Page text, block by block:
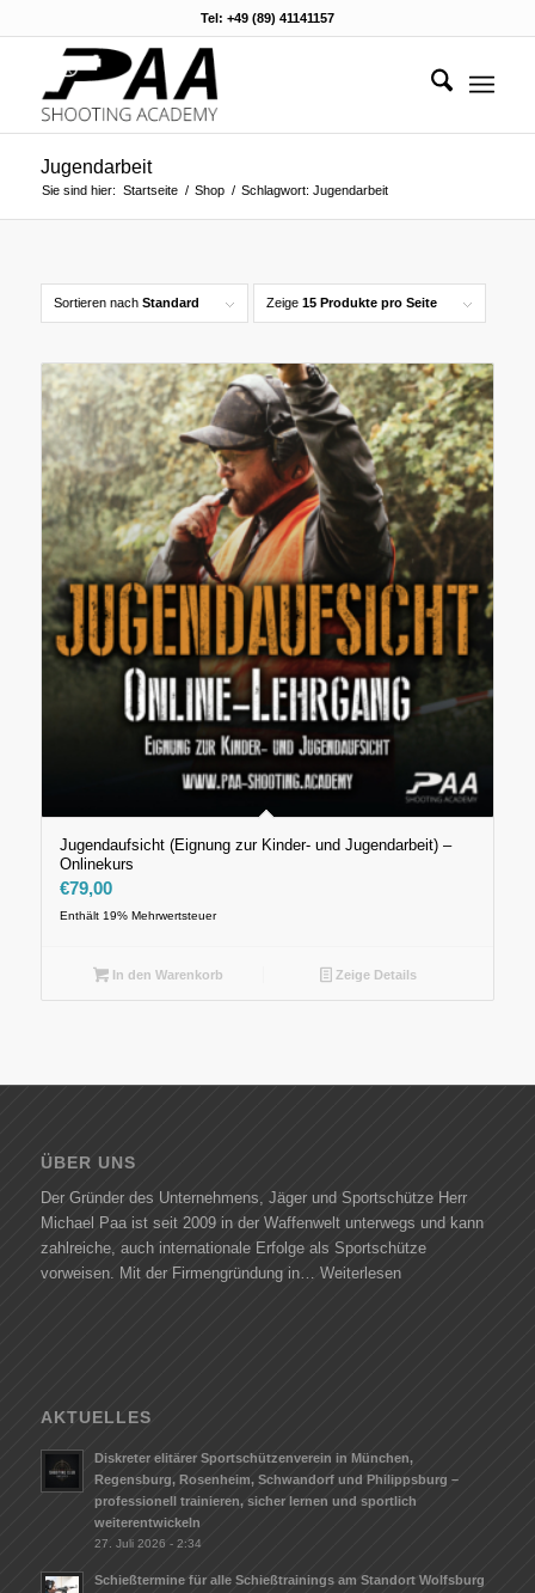
Tel: +49 (89) 41141157
Jugendarbeit
Sie sind hier: Startseite / Shop / Schlagwort: Jugendarbeit
Sortieren nach Standard Zeige 15 Produkte pro Seite
Jugendaufsicht (Eignung zur Kinder- und Jugendarbeit) –
Onlinekurs
€79,00
Enthält 19% Mehrwertsteuer
In den Warenkorb Zeige Details
ÜBER UNS
Der Gründer des Unternehmens, Jäger und Sportschütze Herr
Michael Paa ist seit 2009 in der Waffenwelt unterwegs und kann
zahlreiche, auch internationale Erfolge als Sportschütze
vorweisen. Mit der Firmengründung in… Weiterlesen
AKTUELLES
Diskreter elitärer Sportschützenverein in München,
Regensburg, Rosenheim, Schwandorf und Philippsburg –
professionell trainieren, sicher lernen und sportlich
weiterentwickeln
27. Juli 2026 - 2:34
Schießtermine für alle Schießtrainings am Standort Wolfsburg